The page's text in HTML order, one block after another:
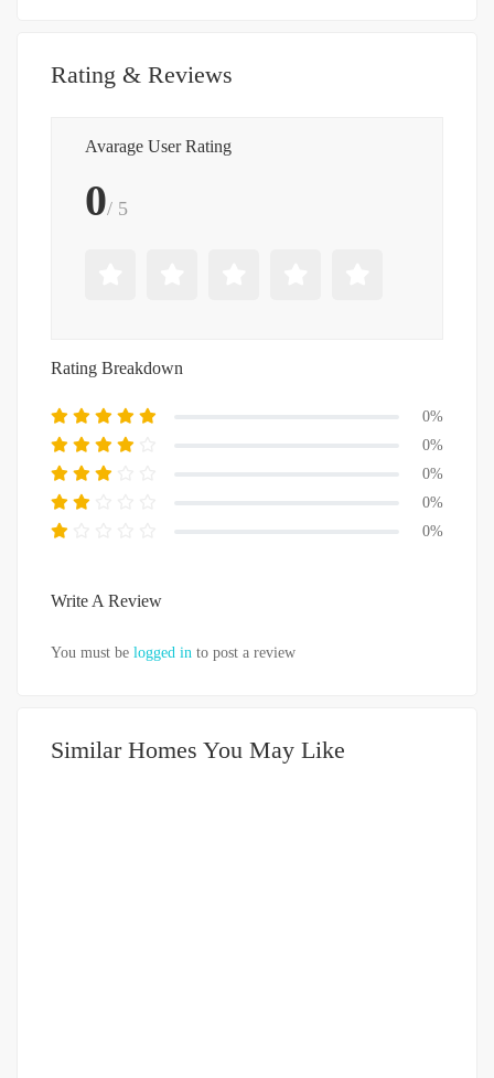
Rating & Reviews
Avarage User Rating
0/ 5
Rating Breakdown
0%
0%
0%
0%
0%
Write A Review
You must be logged in to post a review
Similar Homes You May Like